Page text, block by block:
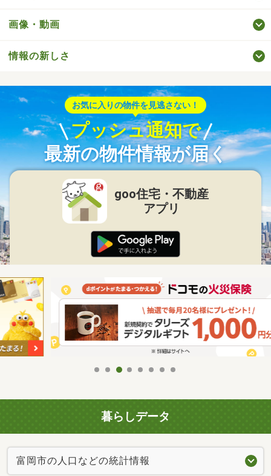
画像・動画
情報の新しさ
お気に入りの物件を見逃さない！
プッシュ通知で
最新の物件情報が届く
goo住宅・不動産
アプリ
暮らしデータ
富岡市の人口などの統計情報